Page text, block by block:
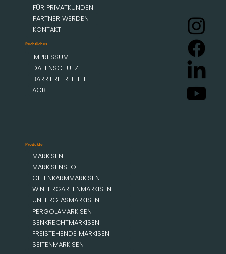
Produkte
MARKISEN
MARKISENSTOFFE
GELENKARMMARKISEN
WINTERGARTENMARKISEN
UNTERGLASMARKISEN
PERGOLAMARKISEN
SENKRECHTMARKISEN
FREISTEHENDE MARKISEN
SEITENMARKISEN
FÜR PRIVATKUNDEN
PARTNER WERDEN
KONTAKT
Rechtliches
IMPRESSUM
DATENSCHUTZ
BARRIEREFREIHEIT
AGB